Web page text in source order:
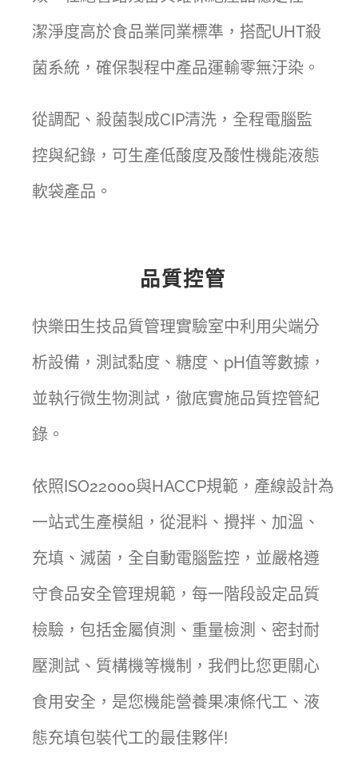
潔淨度高於食品業同業標準，搭配UHT殺
菌系統，確保製程中產品運輸零無汙染。
從調配、殺菌製成CIP清洗，全程電腦監
控與紀錄，可生產低酸度及酸性機能液態
軟袋產品。
品質控管
快樂田生技品質管理實驗室中利用尖端分
析設備，測試黏度、糖度、pH值等數據，
並執行微生物測試，徹底實施品質控管紀
錄。
依照ISO22000與HACCP規範，產線設計為
一站式生產模組，從混料、攪拌、加溫、
充填、滅菌，全自動電腦監控，並嚴格遵
守食品安全管理規範，每一階段設定品質
檢驗，包括金屬偵測、重量檢測、密封耐
壓測試、質構機等機制，我們比您更關心
食用安全，是您機能營養果凍條代工、液
態充填包裝代工的最佳夥伴!